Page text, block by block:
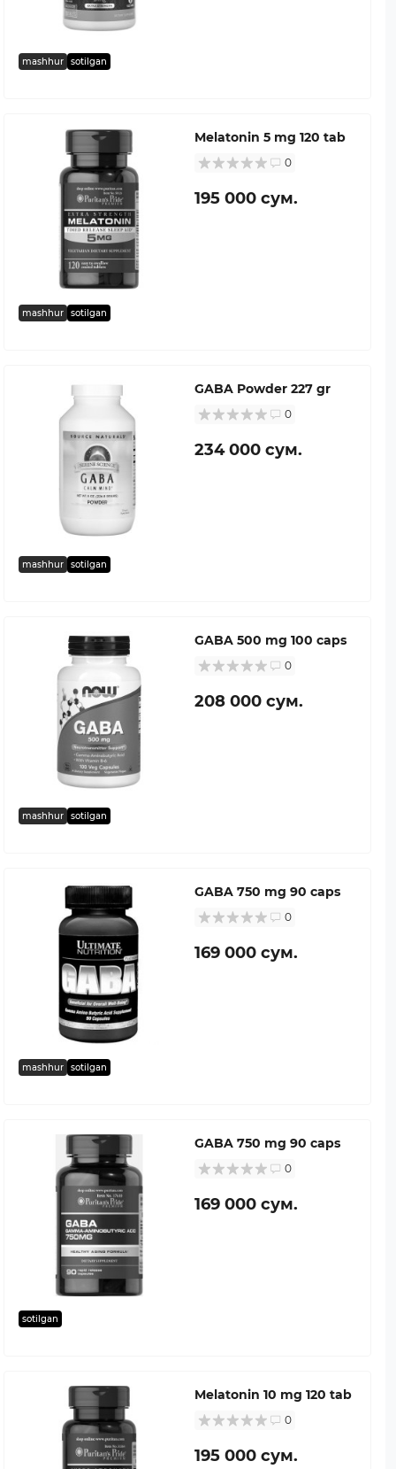
mashhur sotilgan
mashhur sotilgan
Melatonin 5 mg 120 tab
0
195 000 сум.
mashhur sotilgan
GABA Powder 227 gr
0
234 000 сум.
mashhur sotilgan
GABA 500 mg 100 caps
0
208 000 сум.
mashhur sotilgan
GABA 750 mg 90 caps
0
169 000 сум.
sotilgan
GABA 750 mg 90 caps
0
169 000 сум.
Melatonin 10 mg 120 tab
0
195 000 сум.